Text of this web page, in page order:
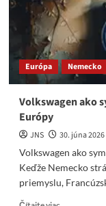
Európa Nemecko
Volkswagen ako
Európy
JNS
30. júna 2026
Volkswagen ako
Keďže Nemecko
priemyslu,
Read